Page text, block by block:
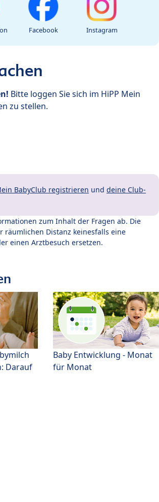
Facebook Instagram
Bitte loggen Sie sich im HiPP Mein
zu stellen.
BabyClub registrieren und deine Club-
zum Inhalt der Fragen ab. Die
Distanz keinesfalls eine
einen Arztbesuch ersetzen.
Darauf
Baby Entwicklung - Monat
für Monat